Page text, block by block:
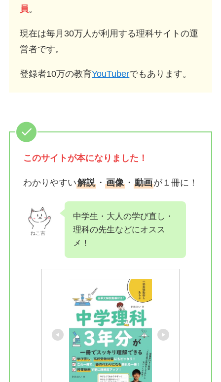
員。
現在は毎月30万人が利用する理科サイトの運
営者です。
登録者10万の教育YouTuberでもあります。
このサイトが本になりました！
わかりやすい解説・ 画像・ 動画が１冊に！
ねこ吉
中学生・大人の学び直し・
理科の先生などにオスス
メ！